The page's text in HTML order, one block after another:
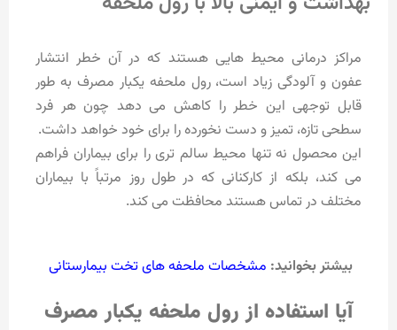
مراکز درمانی محیط هایی هستند که در آن خطر انتشار
عفون و آلودگی زیاد است، رول ملحفه یکبار مصرف به طور
قابل توجهی این خطر را کاهش می دهد چون هر فرد
سطحی تازه، تمیز و دست نخورده را برای خود خواهد داشت.
این محصول نه تنها محیط سالم تری را برای بیماران فراهم
می کند، بلکه از کارکنانی که در طول روز مرتباً با بیماران
مختلف در تماس هستند محافظت می کند.
بیشتر بخوانید: مشخصات ملحفه های تخت بیمارستانی
آیا استفاده از رول ملحفه یکبار مصرف